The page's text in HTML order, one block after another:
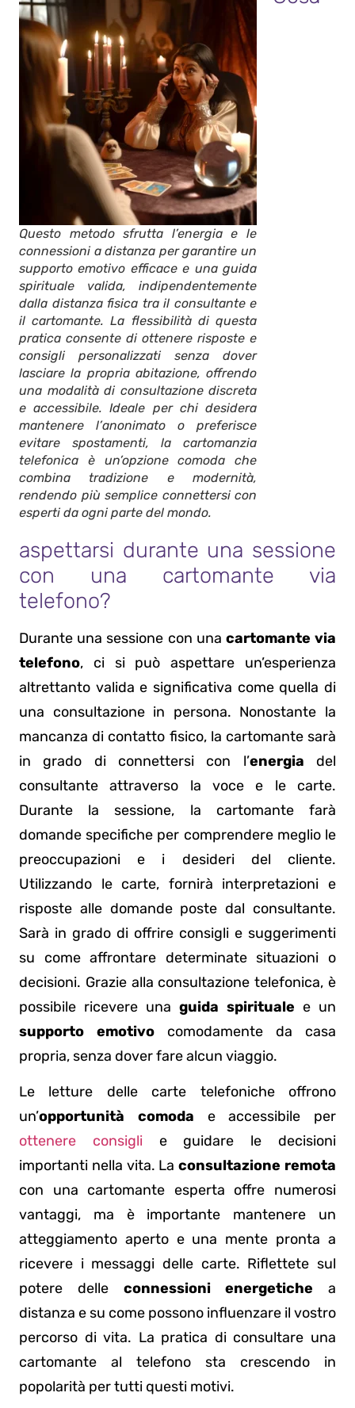
Questo metodo sfrutta l’energia e le
connessioni a distanza per garantire un
supporto emotivo efficace e una guida
spirituale valida, indipendentemente
dalla distanza fisica tra il consultante e
il cartomante. La flessibilità di questa
pratica consente di ottenere risposte e
consigli personalizzati senza dover
lasciare la propria abitazione, offrendo
una modalità di consultazione discreta
e accessibile. Ideale per chi desidera
mantenere l’anonimato o preferisce
evitare spostamenti, la cartomanzia
telefonica è un’opzione comoda che
combina tradizione e modernità,
rendendo più semplice connettersi con
esperti da ogni parte del mondo.
aspettarsi durante una sessione
con una cartomante via
telefono?
Durante una sessione con una cartomante via
telefono, ci si può aspettare un’esperienza
altrettanto valida e significativa come quella di
una consultazione in persona. Nonostante la
mancanza di contatto fisico, la cartomante sarà
in grado di connettersi con l’energia del
consultante attraverso la voce e le carte.
Durante la sessione, la cartomante farà
domande specifiche per comprendere meglio le
preoccupazioni e i desideri del cliente.
Utilizzando le carte, fornirà interpretazioni e
risposte alle domande poste dal consultante.
Sarà in grado di offrire consigli e suggerimenti
su come affrontare determinate situazioni o
decisioni. Grazie alla consultazione telefonica, è
possibile ricevere una guida spirituale e un
supporto emotivo comodamente da casa
propria, senza dover fare alcun viaggio.
Le letture delle carte telefoniche offrono
un’opportunità comoda e accessibile per
ottenere consigli e guidare le decisioni
importanti nella vita. Laconsultazione remota
con una cartomante esperta offre numerosi
vantaggi, ma è importante mantenere un
atteggiamento aperto e una mente pronta a
ricevere i messaggi delle carte. Riflettete sul
potere delle connessioni energetiche a
distanza e su come possono influenzare il vostro
percorso di vita. La pratica di consultare una
cartomante al telefono sta crescendo in
popolarità per tutti questi motivi.